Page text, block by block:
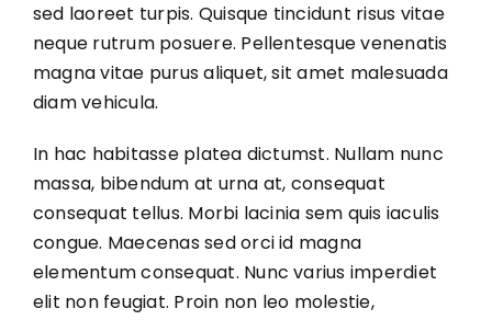
sed laoreet turpis. Quisque tincidunt risus vitae
neque rutrum posuere. Pellentesque venenatis
magna vitae purus aliquet, sit amet malesuada
diam vehicula.
In hac habitasse platea dictumst. Nullam nunc
massa, bibendum at urna at, consequat
consequat tellus. Morbi lacinia sem quis iaculis
congue. Maecenas sed orci id magna
elementum consequat. Nunc varius imperdiet
elit non feugiat. Proin non leo molestie,